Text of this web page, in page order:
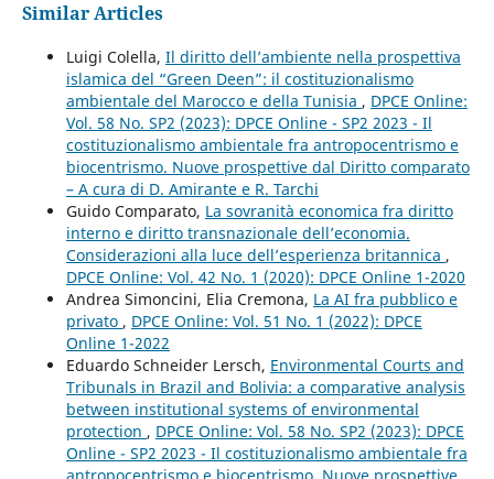
Similar Articles
Luigi Colella, Il diritto dell’ambiente nella prospettiva
islamica del “Green Deen”: il costituzionalismo
ambientale del Marocco e della Tunisia , DPCE Online:
Vol. 58 No. SP2 (2023): DPCE Online - SP2 2023 - Il
costituzionalismo ambientale fra antropocentrismo e
biocentrismo. Nuove prospettive dal Diritto comparato
– A cura di D. Amirante e R. Tarchi
Guido Comparato, La sovranità economica fra diritto
interno e diritto transnazionale dell’economia.
Considerazioni alla luce dell’esperienza britannica ,
DPCE Online: Vol. 42 No. 1 (2020): DPCE Online 1-2020
Andrea Simoncini, Elia Cremona, La AI fra pubblico e
privato , DPCE Online: Vol. 51 No. 1 (2022): DPCE
Online 1-2022
Eduardo Schneider Lersch, Environmental Courts and
Tribunals in Brazil and Bolivia: a comparative analysis
between institutional systems of environmental
protection , DPCE Online: Vol. 58 No. SP2 (2023): DPCE
Online - SP2 2023 - Il costituzionalismo ambientale fra